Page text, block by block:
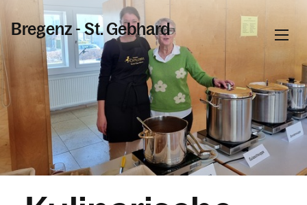
Bregenz - St. Gebhard
Informationen
Kalender
Personen